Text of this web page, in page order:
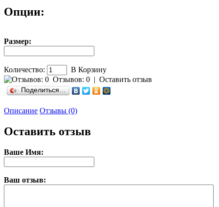
Опции:
Размер:
Количество:
В Корзину
Отзывов: 0 | Оставить отзыв
Поделиться…
Описание Отзывы (0)
Оставить отзыв
Ваше Имя:
Ваш отзыв: